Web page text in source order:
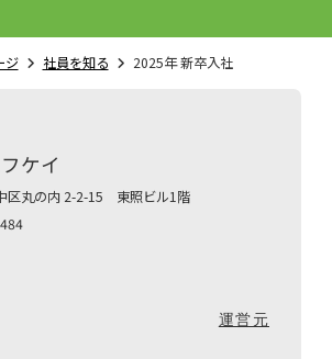
ジ 社員を知る 2025年 新卒入社
ケイ
区丸の内 2-2-15 東照ビル1階
運営元